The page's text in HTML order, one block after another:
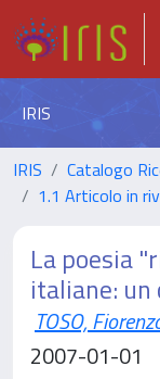
IRIS
IRIS Catalogo
1.1 Articolo in
La poesia
italiane:
TOSO,
2007-01-01